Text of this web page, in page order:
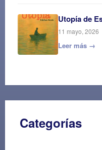
Utopía de
11 mayo, 2026
Leer más →
Categorías